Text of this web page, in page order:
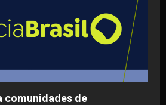
comunidades de